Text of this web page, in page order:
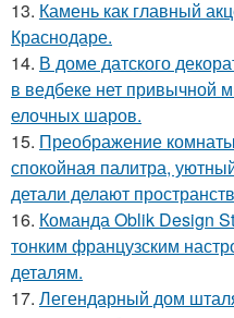
13. Камень как главный
Краснодаре.
14. В доме датского
в ведбеке нет привычной
елочных шаров.
15. Преображение
спокойная палитра,
детали делают
16. Команда Oblik Design
тонким французским
деталям.
17. Легендарный дом